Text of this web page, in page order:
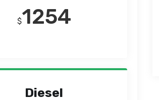
$1254
Diesel